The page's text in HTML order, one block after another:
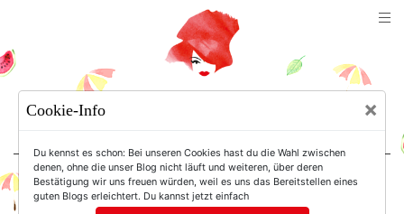
For Women. Not Girls.
Cookie-Info ×
Du kennst es schon: Bei unseren Cookies hast du die Wahl zwischen
denen, ohne die unser Blog nicht läuft und weiteren, über deren
Bestätigung wir uns freuen würden, weil es uns das Bereitstellen eines
guten Blogs erleichtert. Du kannst jetzt einfach